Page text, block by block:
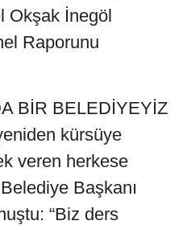
Okşak İnegöl
Raporunu
BİR BELEDİYEYİZ
kürsüye
veren herkese
Başkanı
“Biz ders